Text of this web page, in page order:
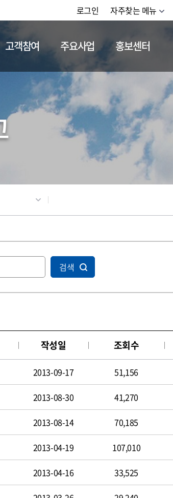
로그인 자주찾는 메뉴
채용정보
고객참여 주요사업 홍보센터
검색
작성일 조회수
2013-09-17 51,156
2013-08-30 41,270
2013-08-14 70,185
2013-04-19 107,010
2013-04-16 33,525